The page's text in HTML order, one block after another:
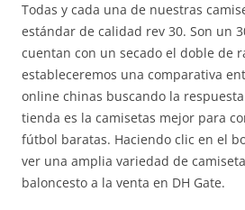
Todas y cada una de nuestras
estándar de calidad rev 30. Son un
cuentan con un secado el doble de
estableceremos una comparativa
online chinas buscando la
tienda es la camisetas mejor para
fútbol baratas. Haciendo clic en el
ver una amplia variedad de
baloncesto a la venta en DH Gate.